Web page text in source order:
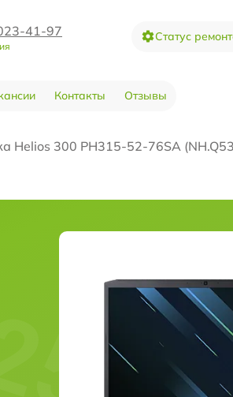
41-97 Статус
Контакты Отзывы
Helios 300 PH315-52-76SA